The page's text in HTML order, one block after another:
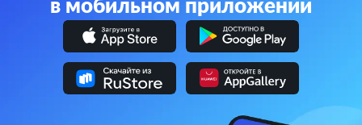
в мобильном приложении